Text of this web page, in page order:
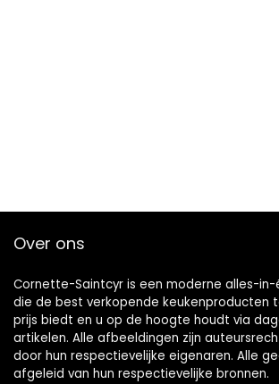
Over ons
Cornette-Saintcyr is een moderne alles-
die de best verkopende keukenproducten
prijs biedt en u op de hoogte houdt via
artikelen. Alle afbeeldingen zijn
door hun respectievelijke eigenaren. Alle
afgeleid van hun respectievelijke bronnen.